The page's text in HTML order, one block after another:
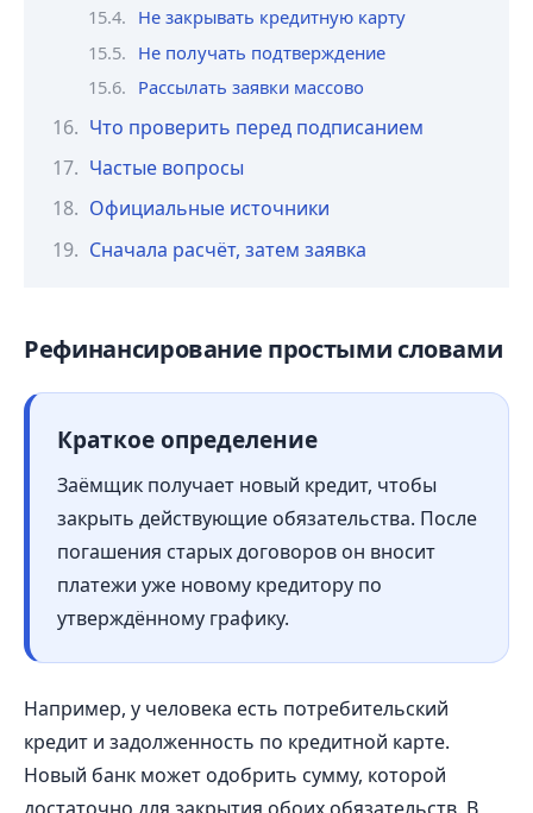
Не закрывать кредитную карту
Не получать подтверждение
Рассылать заявки массово
Что проверить перед подписанием
Частые вопросы
Официальные источники
Сначала расчёт, затем заявка
Рефинансирование простыми словами
Краткое определение
Заёмщик получает новый кредит, чтобы
закрыть действующие обязательства. После
погашения старых договоров он вносит
платежи уже новому кредитору по
утверждённому графику.
Например, у человека есть потребительский
кредит и задолженность по кредитной карте.
Новый банк может одобрить сумму, которой